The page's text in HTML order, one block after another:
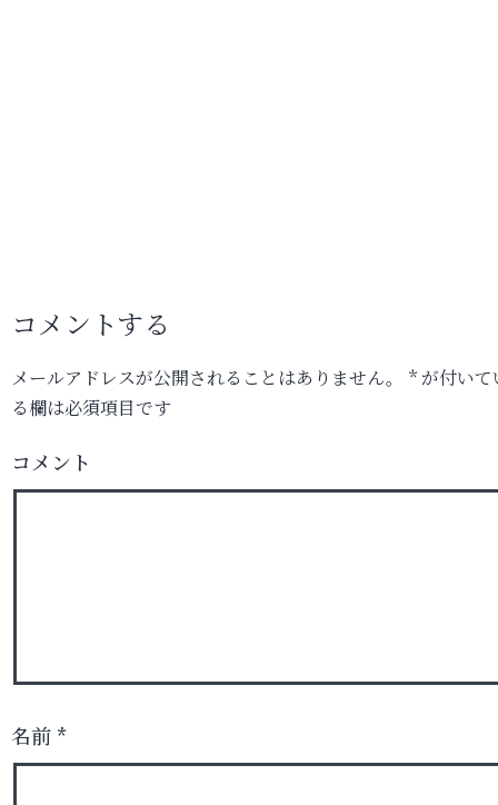
コメントする
メールアドレスが公開されることはありません。 *が付いて
る欄は必須項目です
コメント
名前 *